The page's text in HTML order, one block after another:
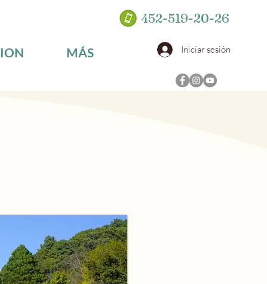
452-519-20-26
MÁS Iniciar sesión